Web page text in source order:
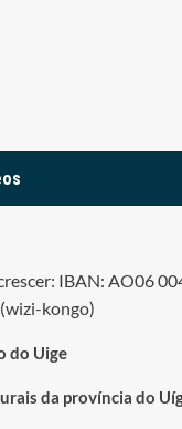
IBAN: AO06
kongo)
do Uige
da província do